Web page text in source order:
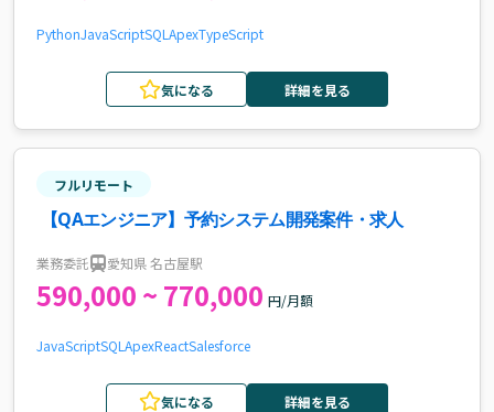
PythonJavaScriptSQL ApexTypeScript
気になる 詳細を見る
フルリモート
【QAエンジニア】予約システム開発案件・求人
業務委託 愛知県 名古屋駅
590,000 ~ 770,000 円/月額
JavaScriptSQL ApexReactSalesforce
気になる 詳細を見る